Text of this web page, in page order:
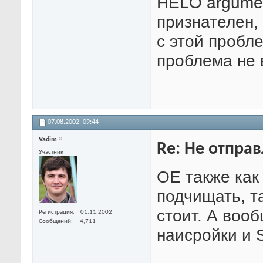
с этой
проблема не
07.08.2002, 09:44
Vadim
Участник
Регистрация
01.11.2002
Сообщений
4,711
Re: Не
OE также
подчищать,
стоит. А
наисройки и